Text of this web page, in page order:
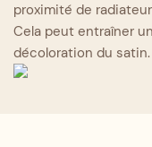
proximité de
Cela peut entraîner
décoloration du satin.